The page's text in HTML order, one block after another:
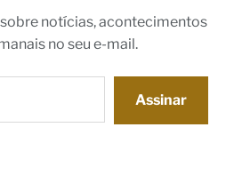
notícias, acontecimentos
no seu e-mail.
Assinar